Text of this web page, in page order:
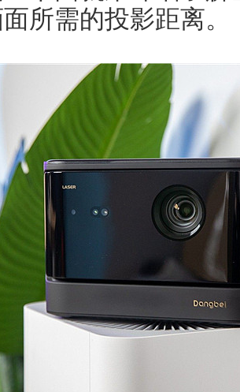
所需的投影距离。